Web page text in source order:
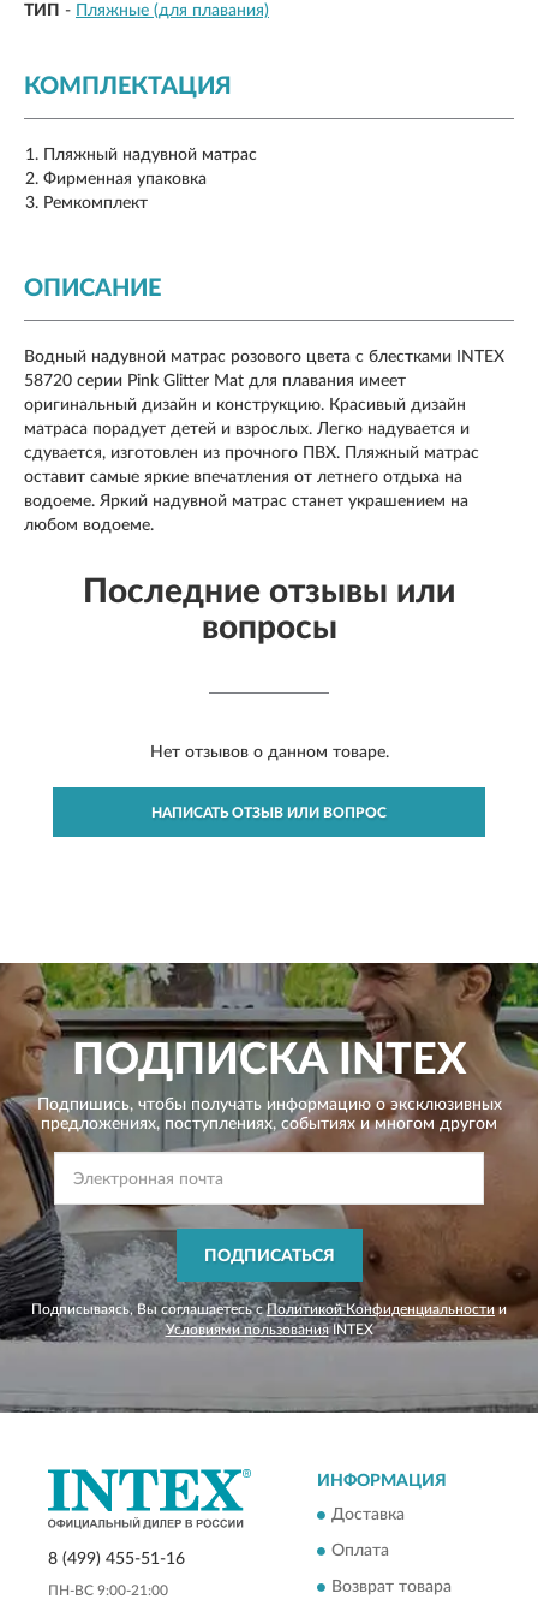
ТИП - Пляжные (для плавания)
КОМПЛЕКТАЦИЯ
Пляжный надувной матрас
Фирменная упаковка
Ремкомплект
ОПИСАНИЕ
Водный надувной матрас розового цвета с блестками INTEX
58720 серии Pink Glitter Mat для плавания имеет
оригинальный дизайн и конструкцию. Красивый дизайн
матраса порадует детей и взрослых. Легко надувается и
сдувается, изготовлен из прочного ПВХ. Пляжный матрас
оставит самые яркие впечатления от летнего отдыха на
водоеме. Яркий надувной матрас станет украшением на
любом водоеме.
Последние отзывы или
вопросы
Нет отзывов о данном товаре.
НАПИСАТЬ ОТЗЫВ ИЛИ ВОПРОС
ПОДПИСКАINTEX
Подпишись, чтобы получать информацию о эксклюзивных
предложениях, поступлениях, событиях и многом другом
ПОДПИСАТЬСЯ
Подписываясь, Вы соглашаетесь сПолитикой Конфиденциальности и
Условиями пользованияINTEX
8 (499) 455-51-16
ПН-ВС 9:00-21:00
ИНФОРМАЦИЯ
Доставка
Оплата
Возврат товара